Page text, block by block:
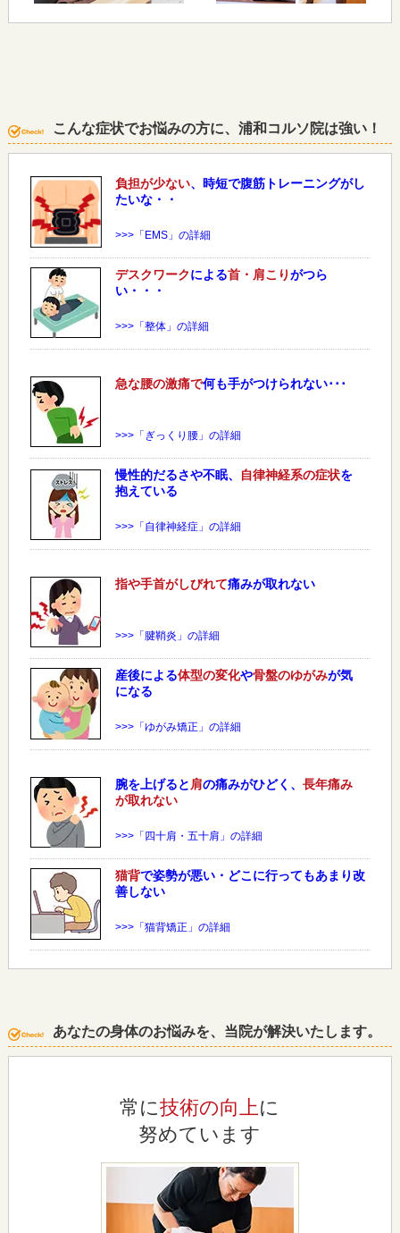
こんな症状でお悩みの方に、浦和コルソ院は強い！
負担が少ない、時短で腹筋トレーニングがし
たいな・・
>>>「EMS」の詳細
デスクワークによる首・肩こりがつら
い・・・
>>>「整体」の詳細
急な腰の激痛で何も手がつけられない･･･
>>>「ぎっくり腰」の詳細
慢性的だるさや不眠、 自律神経系の症状を
抱えている
>>>「自律神経症」の詳細
指や手首がしびれて痛みが取れない
>>>「腱鞘炎」の詳細
産後による体型の変化や骨盤のゆがみが気
になる
>>>「ゆがみ矯正」の詳細
腕を上げると 肩の痛みがひどく、 長年痛み
が取れない
>>>「四十肩・五十肩」の詳細
猫背で姿勢が悪い・どこに行ってもあまり改
善しない
>>>「猫背矯正」の詳細
あなたの身体のお悩みを、当院が解決いたします。
常に技術の向上に
努めています